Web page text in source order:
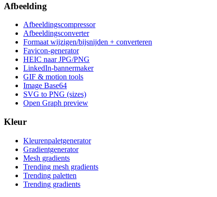
Afbeelding
Afbeeldingscompressor
Afbeeldingsconverter
Formaat wijzigen/bijsnijden + converteren
Favicon-generator
HEIC naar JPG/PNG
LinkedIn-bannermaker
GIF & motion tools
Image Base64
SVG to PNG (sizes)
Open Graph preview
Kleur
Kleurenpaletgenerator
Gradientgenerator
Mesh gradients
Trending mesh gradients
Trending paletten
Trending gradients